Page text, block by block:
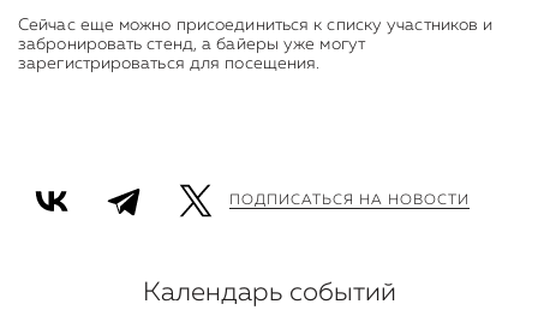
Сейчас еще можно присоединиться к списку участников и
забронировать стенд, а байеры уже могут
зарегистрироваться для посещения.
ПОДПИСАТЬСЯ НА НОВОСТИ
Календарь событий